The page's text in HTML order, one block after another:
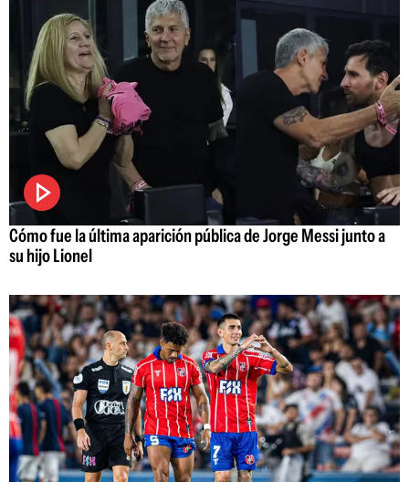
Cómo fue la última aparición pública de Jorge Messi junto a
su hijo Lionel